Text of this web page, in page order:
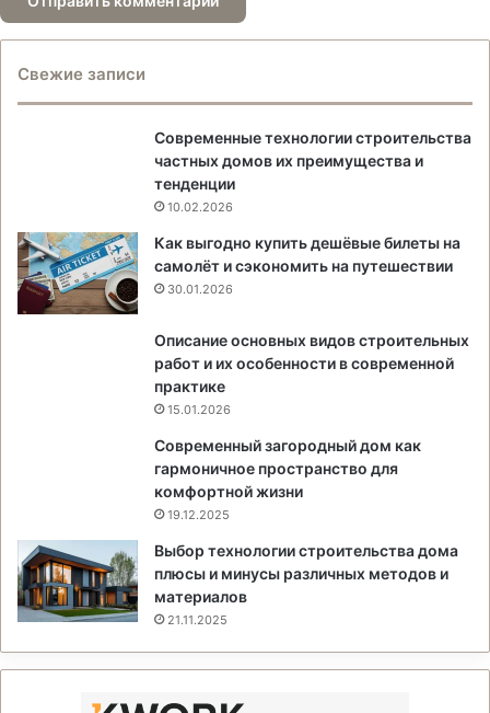
Свежие записи
Современные технологии строительства
частных домов их преимущества и
тенденции
10.02.2026
Как выгодно купить дешёвые билеты на
самолёт и сэкономить на путешествии
30.01.2026
Описание основных видов строительных
работ и их особенности в современной
практике
15.01.2026
Современный загородный дом как
гармоничное пространство для
комфортной жизни
19.12.2025
Выбор технологии строительства дома
плюсы и минусы различных методов и
материалов
21.11.2025